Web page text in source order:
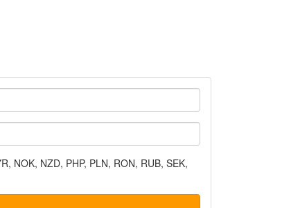
NOK, NZD, PHP, PLN, RON, RUB, SEK,